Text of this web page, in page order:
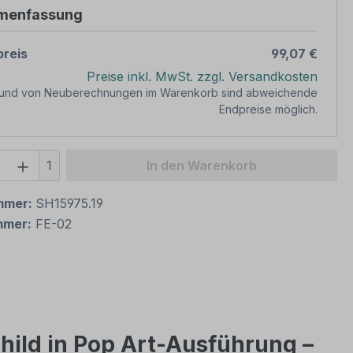
99,07 €
Preise inkl. MwSt. zzgl. Versandkosten
von Neuberechnungen im Warenkorb sind abweichende
Endpreise möglich.
Anzahl: Gib den gewünschten Wert
1 In den Warenkorb
SH15975.19
FE-02
in Pop Art-Ausführung –